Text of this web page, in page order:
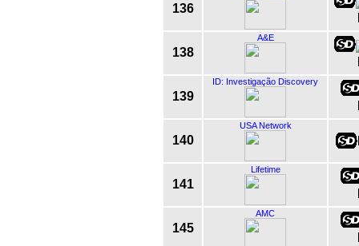
136
138
A&E
139
ID: Investigação Discovery
140
USA Network
141
Lifetime
145
AMC